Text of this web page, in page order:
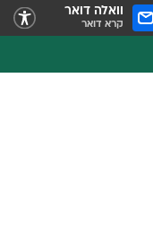
וואלה דואר
קרא דואר